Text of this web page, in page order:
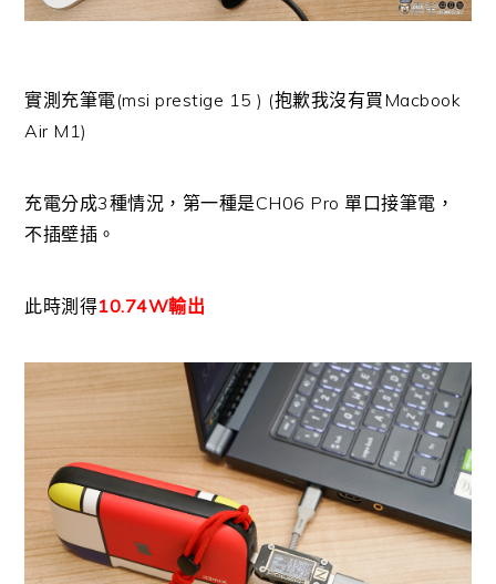
實測充筆電(msi prestige 15 ) (抱歉我沒有買Macbook
Air M1)
充電分成3種情況，第一種是CH06 Pro 單口接筆電，
不插壁插。
此時測得10.74W輸出